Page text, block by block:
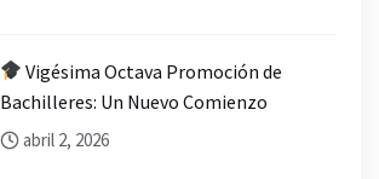
Vigésima Octava Promoción de
Bachilleres: Un Nuevo Comienzo
abril 2, 2026